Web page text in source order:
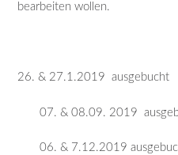
bearbeiten wollen.
26. & 27.1.2019 ausgebucht
07. & 08.09. 2019
06. & 7.12.2019